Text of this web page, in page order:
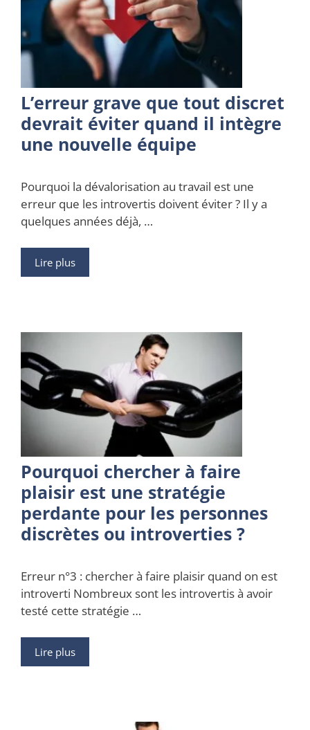
L’erreur grave que tout discret
devrait éviter quand il intègre
une nouvelle équipe
Pourquoi la dévalorisation au travail est une
erreur que les introvertis doivent éviter ? Il y a
quelques années déjà, …
Lire plus
Pourquoi chercher à faire
plaisir est une stratégie
perdante pour les personnes
discrètes ou introverties ?
Erreur n°3 : chercher à faire plaisir quand on est
introverti Nombreux sont les introvertis à avoir
testé cette stratégie …
Lire plus